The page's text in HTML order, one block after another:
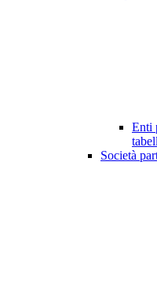
Enti
Società